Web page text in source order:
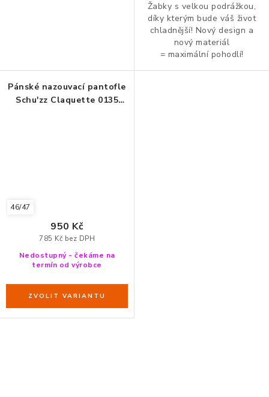
Žabky s velkou podrážkou,
díky kterým bude váš život
chladnější! Nový design a
nový materiál
= maximální pohodlí!
Pánské nazouvací pantofle
Schu'zz Claquette 0135
46/47
Nedostupný - čekáme na
termín od výrobce
785 Kč bez DPH
950 Kč